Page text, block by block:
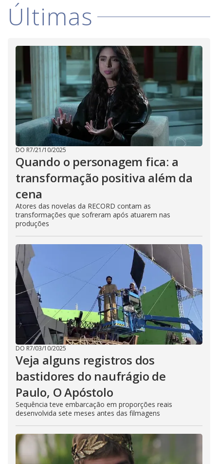
Últimas
DO R7/21/10/2025
Quando o personagem fica: a
transformação positiva além da
cena
Atores das novelas da RECORD contam as
transformações que sofreram após atuarem nas
produções
DO R7/03/10/2025
Veja alguns registros dos
bastidores do naufrágio de
Paulo, O Apóstolo
Sequência teve embarcação em proporções reais
desenvolvida sete meses antes das filmagens